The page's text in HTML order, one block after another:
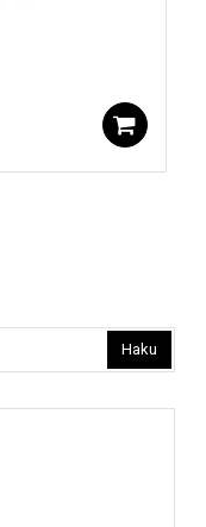
Haku